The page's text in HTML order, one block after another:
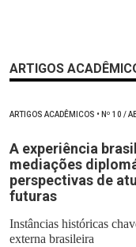
ARTIGOS
ARTIGOS ACADÊMICOS • Nº 10 /
A experiência
mediações
perspectivas de
futuras
Instâncias históricas
externa brasileira